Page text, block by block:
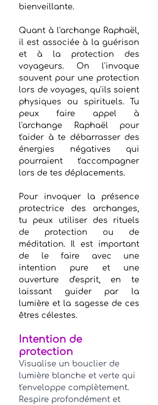
bienveillante.
Quant à l'archange Raphaël,
il est associée à la guérison
et à la protection des
voyageurs. On l'invoque
souvent pour une protection
lors de voyages, qu'ils soient
physiques ou spirituels. Tu
peux faire appel à
l'archange Raphaël pour
t'aider à te débarrasser des
énergies négatives qui
pourraient t'accompagner
lors de tes déplacements.
Pour invoquer la présence
protectrice des archanges,
tu peux utiliser des rituels
de protection ou de
méditation. Il est important
de le faire avec une
intention pure et une
ouverture d'esprit, en te
laissant guider par la
lumière et la sagesse de ces
êtres célestes.
Intention de
protection
Visualise un bouclier de
lumière blanche et verte qui
t'enveloppe complètement.
Respire profondément et